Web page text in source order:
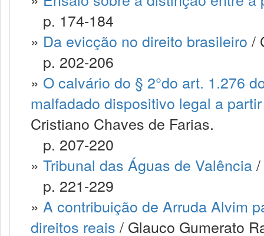
p. 174-184
» Da evicção no direito brasileiro /
p. 202-206
» O calvário do § 2°do art. 1.276
malfadado dispositivo legal a
Cristiano Chaves de Farias.
p. 207-220
» Tribunal das Águas de Valência
p. 221-229
» A contribuição de Arruda Alvim
direitos reais / Glauco Gumerato